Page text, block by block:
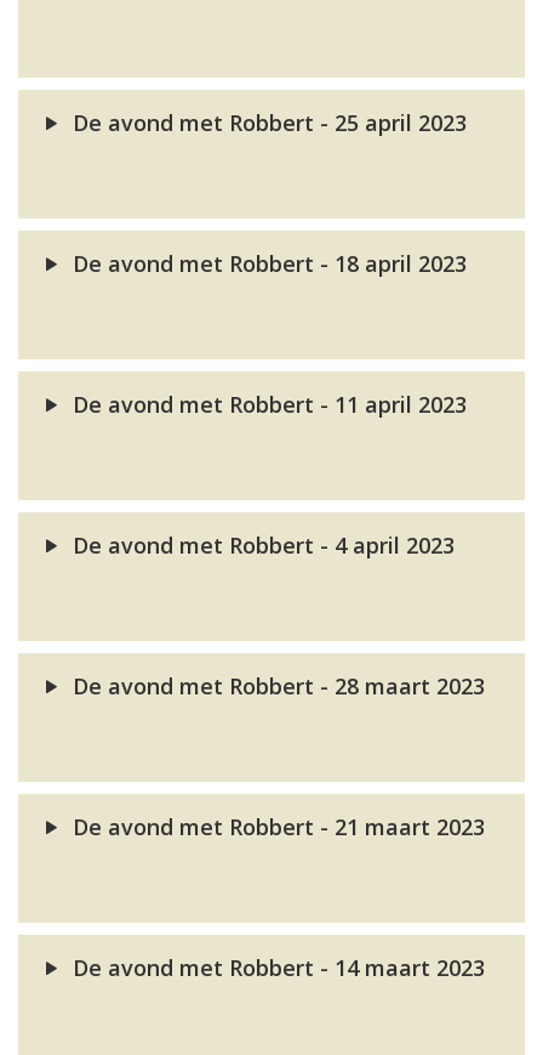
De avond met Robbert - 25 april 2023
De avond met Robbert - 18 april 2023
De avond met Robbert - 11 april 2023
De avond met Robbert - 4 april 2023
De avond met Robbert - 28 maart 2023
De avond met Robbert - 21 maart 2023
De avond met Robbert - 14 maart 2023